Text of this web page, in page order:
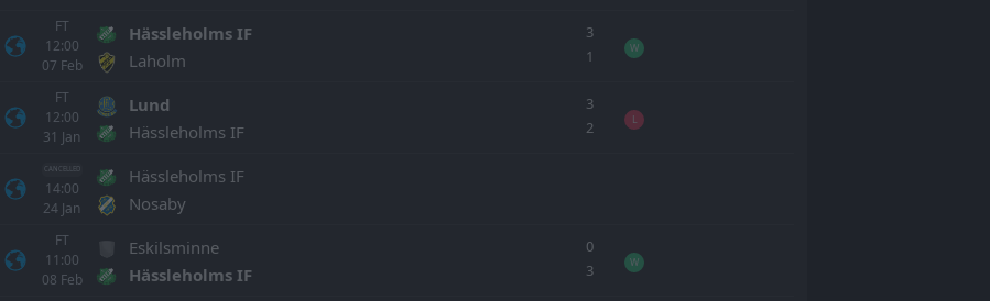
FT
12:00
07 Feb
Hässleholms IF
Laholm
3
1
W
FT
12:00
31 Jan
Lund
Hässleholms IF
3
2
L
CANCELLED
14:00
24 Jan
Hässleholms IF
Nosaby
FT
11:00
08 Feb
Eskilsminne
Hässleholms IF
0
3
W